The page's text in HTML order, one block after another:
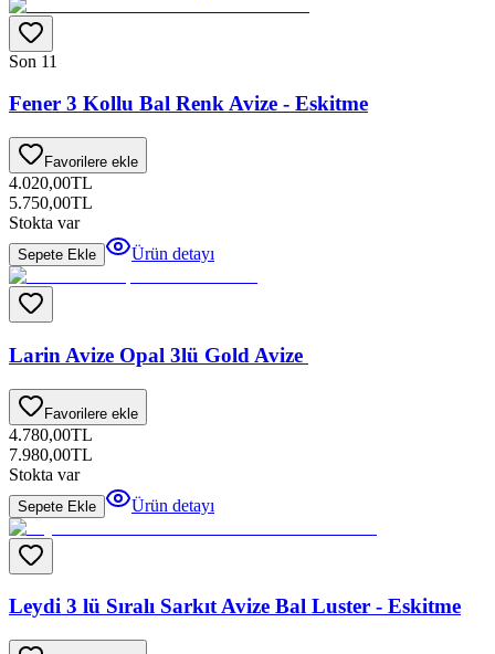
Son 11
Fener 3 Kollu Bal Renk Avize - Eskitme
Favorilere ekle
4.020,00TL
5.750,00TL
Stokta var
Sepete Ekle Ürün detayı
Larin Avize Opal 3lü Gold Avize
Favorilere ekle
4.780,00TL
7.980,00TL
Stokta var
Sepete Ekle Ürün detayı
Leydi 3 lü Sıralı Sarkıt Avize Bal Luster - Eskitme